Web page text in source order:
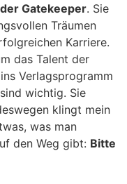
Gatekeeper. Sie
Träumen
Karriere.
das Talent der
Verlagsprogramm
wichtig. Sie
klingt mein
was man
den Weg gibt: Bitte